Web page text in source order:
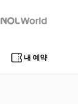
Global Interpark
내 예약